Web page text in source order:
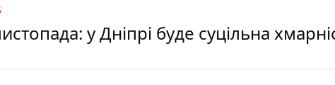
у Дніпрі буде суцільна